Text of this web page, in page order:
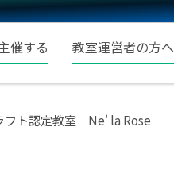
催する 教室運営者の方へ
フト認定教室 Ne' la Rose